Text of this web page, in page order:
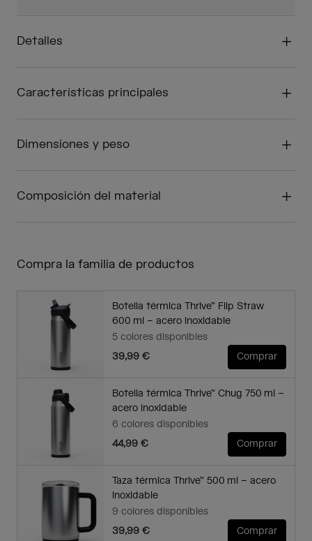
Detalles
Características principales
Dimensiones y peso
Composición del material
Compra la familia de productos
Botella térmica Thrive™ Flip Straw
600 ml – acero inoxidable
5 colores disponibles
39,99 €
Comprar
Botella térmica Thrive™ Chug 750 ml –
acero inoxidable
6 colores disponibles
44,99 €
Comprar
Taza térmica Thrive™ 500 ml – acero
inoxidable
9 colores disponibles
39,99 €
Comprar